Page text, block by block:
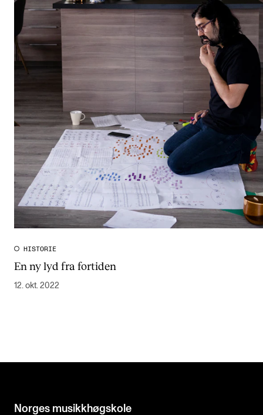
HISTORIE
En ny lyd fra fortiden
12. okt. 2022
Norges musikk­høgskole